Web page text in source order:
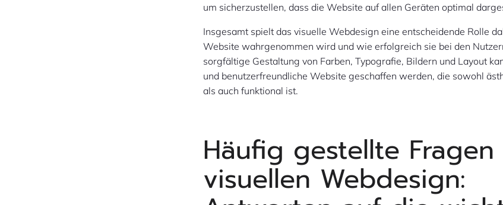
um sicherzustellen, dass die Website auf allen Geräten optimal
Insgesamt spielt das visuelle Webdesign eine entscheidende Rolle
Website wahrgenommen wird und wie erfolgreich sie bei den
sorgfältige Gestaltung von Farben, Typografie, Bildern und Layout
und benutzerfreundliche Website geschaffen werden, die sowohl
als auch funktional ist.
Häufig gestellte Fragen
visuellen Webdesign: